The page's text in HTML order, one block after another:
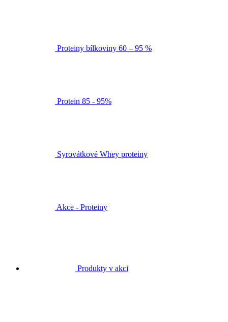
Proteiny bílkoviny 60 – 95 %
Protein 85 - 95%
Syrovátkové Whey proteiny
Akce - Proteiny
Produkty v akci